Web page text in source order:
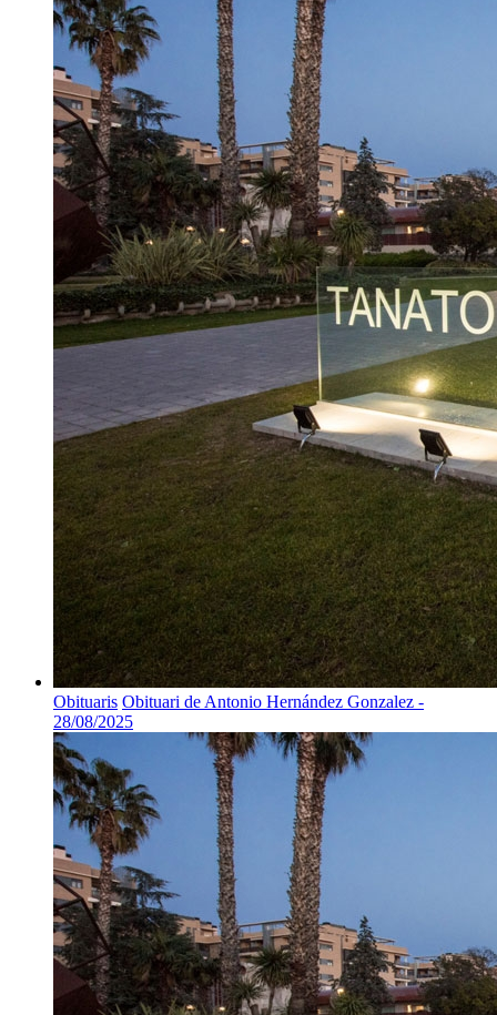
Obituaris Obituari de Antonio Hernández Gonzalez -
28/08/2025